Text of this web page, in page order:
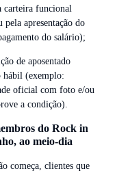
carteira funcional
apresentação do
do salário);
de aposentado
hábil (exemplo:
oficial com foto e/ou
a condição).
do Rock in
ao meio-dia
começa, clientes que